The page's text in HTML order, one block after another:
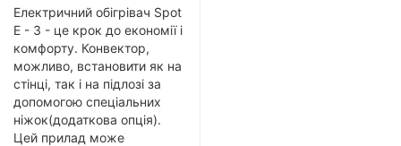
Електричний обігрівач Spot
E - 3 - це крок до економії і
комфорту. Конвектор,
можливо, встановити як на
стінці, так і на підлозі за
допомогою спеціальних
ніжок(додаткова опція).
Цей прилад може